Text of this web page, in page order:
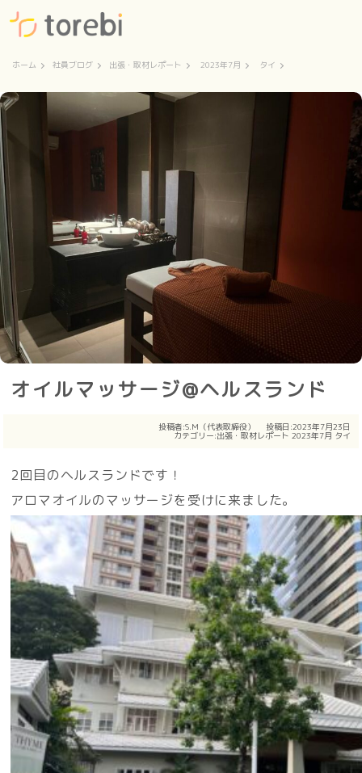
ホーム 社員ブログ 出張・取材レポート 2023年7月 タイ
オイルマッサージ@ヘルスランド
投稿者:S.M（代表取締役） 投稿日:2023年7月23日
カテゴリー:出張・取材レポート 2023年7月 タイ
2回目のヘルスランドです！
アロマオイルのマッサージを受けに来ました。